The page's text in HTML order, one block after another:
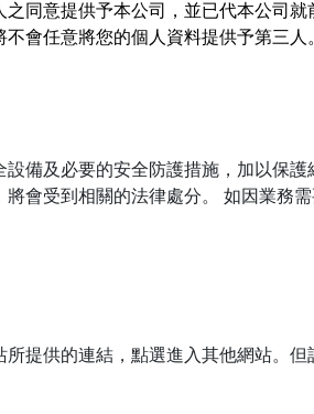
同意提供予本公司，並已代本公司
會任意將您的個人資料提供予第三人
備及必要的安全防護措施，加以保
會受到相關的法律處分。 如因業
提供的連結，點選進入其他網站。